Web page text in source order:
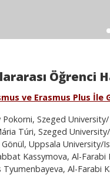
Öğrenci
ve Erasmus Plus İle
Pokorni, Szeged
Túri, Szeged
Uppsala University/
Kassymova, Al-
Tyumenbayeva, Al-Farabi